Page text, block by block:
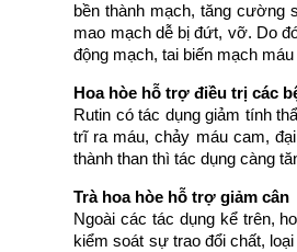
bền thành mạch, tăng cường
mao mạch dễ bị đứt, vỡ. Do
động mạch, tai biến mạch máu
Hoa hòe hỗ trợ điều trị các
Rutin có tác dụng giảm tính
trĩ ra máu, chảy máu cam,
thành than thì tác dụng càng
Trà hoa hòe hỗ trợ giảm cân
Ngoài các tác dụng kể trên,
kiểm soát sự trao đổi chất,